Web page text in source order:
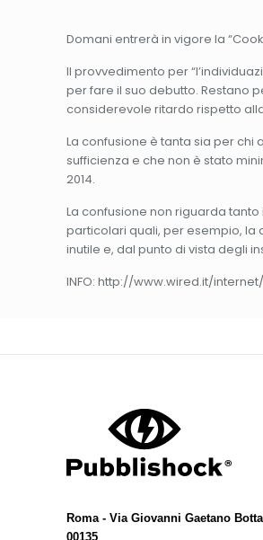
Domani entrerà in vigore la
Il provvedimento per
per fare il suo debutto. Restano
considerevole ritardo rispetto
La confusione è tanta sia per chi
sufficienza e che non è stato
2014.
La confusione non riguarda
particolari quali, per esempio, la
inutile e, dal punto di vista degli
INFO: http://www.wired.it/
Roma - Via Giovanni Gaetano
00135